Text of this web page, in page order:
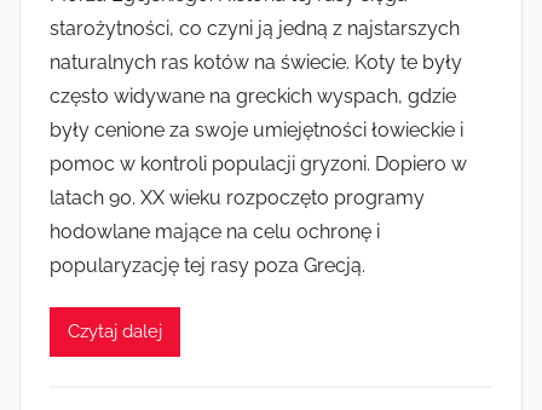
starożytności, co czyni ją jedną z najstarszych
naturalnych ras kotów na świecie. Koty te były
często widywane na greckich wyspach, gdzie
były cenione za swoje umiejętności łowieckie i
pomoc w kontroli populacji gryzoni. Dopiero w
latach 90. XX wieku rozpoczęto programy
hodowlane mające na celu ochronę i
popularyzację tej rasy poza Grecją.
Czytaj dalej